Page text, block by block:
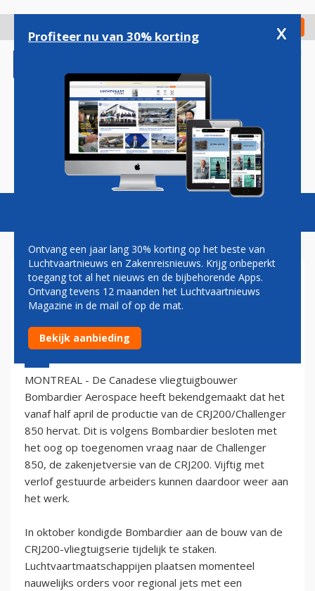
gaan
Check in
Magazine Podcasts Vacatures
BOMBARDIER HERVAT
PRODUCTIE CRJ200 IN APRIL
10 februari 2006 - 1:00
MONTREAL - De Canadese vliegtuigbouwer
Bombardier Aerospace heeft bekendgemaakt dat het
vanaf half april de productie van de CRJ200/Challenger
850 hervat. Dit is volgens Bombardier besloten met
het oog op toegenomen vraag naar de Challenger
850, de zakenjetversie van de CRJ200. Vijftig met
verlof gestuurde arbeiders kunnen daardoor weer aan
het werk.
In oktober kondigde Bombardier aan de bouw van de
CRJ200-vliegtuigserie tijdelijk te staken.
Luchtvaartmaatschappijen plaatsen momenteel
nauwelijks orders voor regional jets met een
Profiteer nu van 30% korting x
Ontvang een jaar lang 30% korting op het beste van
Luchtvaartnieuws en Zakenreisnieuws. Krijg onbeperkt
toegang tot al het nieuws en de bijbehorende Apps.
Ontvang tevens 12 maanden het Luchtvaartnieuws
Magazine in de mail of op de mat.
Bekijk aanbieding